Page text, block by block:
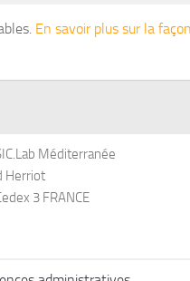
En savoir plus sur la
Méditerranée
Herriot
3 FRANCE